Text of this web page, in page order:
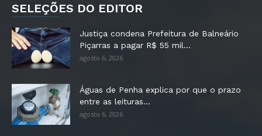
SELEÇÕES DO EDITOR
Justiça condena Prefeitura de Balneário
Piçarras a pagar R$ 55 mil...
agosto 6, 2026
Águas de Penha explica por que o prazo
entre as leituras...
agosto 6, 2026